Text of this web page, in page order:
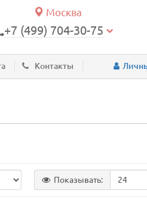
Москва
+7 (499) 704-30-75
Контакты
Показывать: